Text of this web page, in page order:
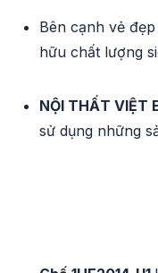
Bên cạnh vẻ
hữu chất lượng
NỘI THẤT VIỆT
sử dụng những